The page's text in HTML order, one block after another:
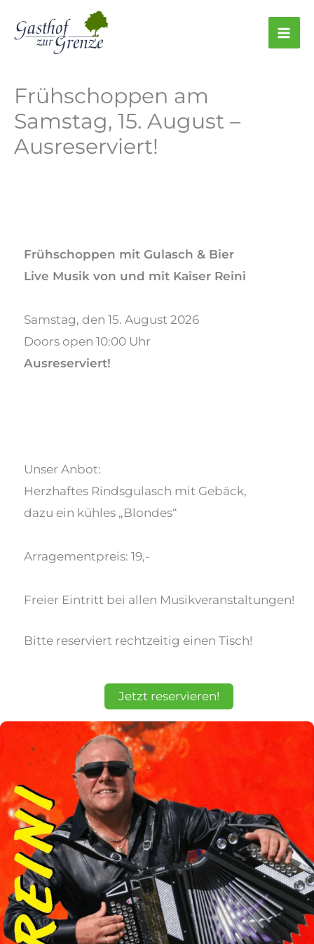
Inhalt
Frühschoppen am
Samstag, 15. August –
Ausreserviert!
Frühschoppen mit Gulasch & Bier
Live Musik von und mit Kaiser Reini
Samstag, den 15. August 2026
Doors open 10:00 Uhr
Ausreserviert!
Unser Anbot:
Herzhaftes Rindsgulasch mit Gebäck,
dazu ein kühles „Blondes“
Arragementpreis: 19,-
Freier Eintritt bei allen Musikveranstaltungen!
Bitte reserviert rechtzeitig einen Tisch!
Jetzt reservieren!